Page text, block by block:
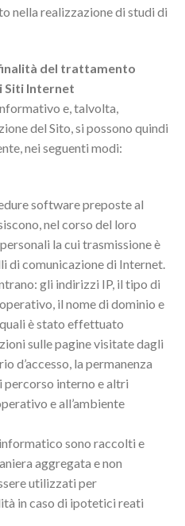
nella realizzazione di studi di
del trattamento
Siti Internet
e, talvolta,
del Sito, si possono quindi
nei seguenti modi:
software preposte al
nel corso del loro
la cui trasmissione è
di comunicazione di Internet.
gli indirizzi IP, il tipo di
il nome di dominio e
è stato effettuato
sulle pagine visitate dagli
d’accesso, la permanenza
percorso interno e altri
e all’ambiente
sono raccolti e
aggregata e non
utilizzati per
in caso di ipotetici reati